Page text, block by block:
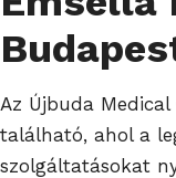
Az Újbuda Medical
található, ahol a
szolgáltatásokat